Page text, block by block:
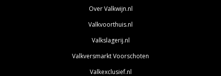
Over Valkwijn.nl
Valkvoorthuis.nl
Valkslagerij.nl
Valkversmarkt Voorschoten
Valkexclusief.nl